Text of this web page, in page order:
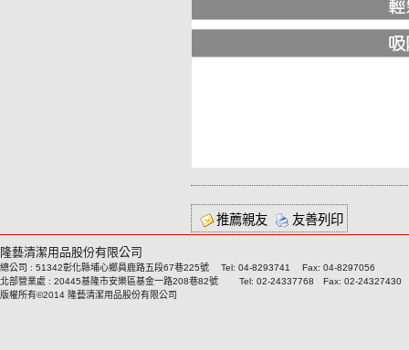
推薦親友 友善列印
隆藝清潔用品股份有限公司
總公司 : 51342彰化縣埔心鄉員鹿路五段67巷225號 Tel: 04-8293741 Fax: 04-8297056
北部營業處 : 20445基隆市安樂區基金一路208巷82號 Tel: 02-24337768 Fax: 02-24327430
版權所有©2014 隆藝清潔用品股份有限公司